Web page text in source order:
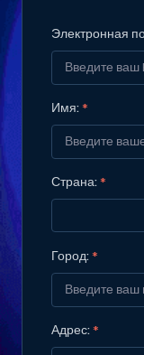
Электронная
Имя:*
Страна:*
Город:*
Адрес:*